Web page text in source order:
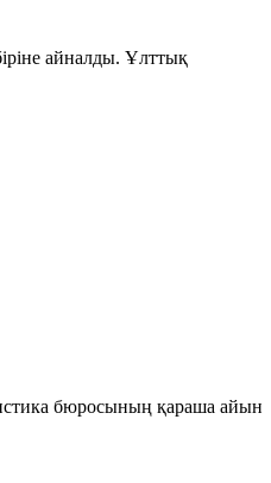
айналды. Ұлттық
бюросының қараша айын